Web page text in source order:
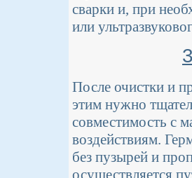
сварки и, при
или
После очистки и
этим нужно
совместимость с
воздействиям.
без пузырей и